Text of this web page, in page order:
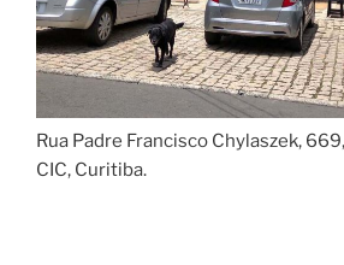
Rua Padre Francisco Chylaszek,
CIC, Curitiba.